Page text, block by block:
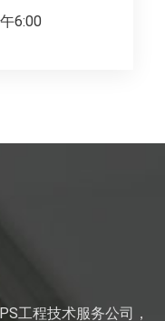
6:00
工程技术服务公司，